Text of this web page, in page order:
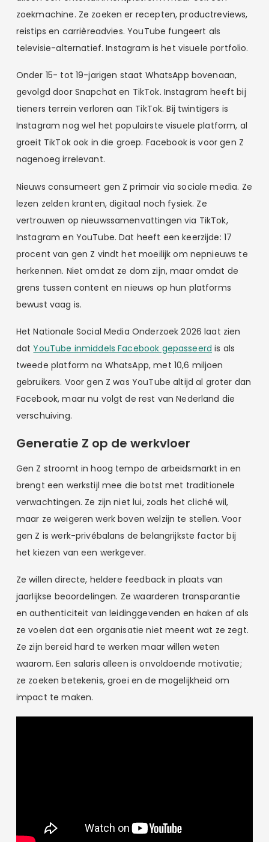
zoekmachine. Ze zoeken er recepten, productreviews,
reistips en carrièreadvies. YouTube fungeert als
televisie-alternatief. Instagram is het visuele portfolio.
Onder 15- tot 19-jarigen staat WhatsApp bovenaan,
gevolgd door Snapchat en TikTok. Instagram heeft bij
tieners terrein verloren aan TikTok. Bij twintigers is
Instagram nog wel het populairste visuele platform, al
groeit TikTok ook in die groep. Facebook is voor gen Z
nagenoeg irrelevant.
Nieuws consumeert gen Z primair via sociale media. Ze
lezen zelden kranten, digitaal noch fysiek. Ze
vertrouwen op nieuwssamenvattingen via TikTok,
Instagram en YouTube. Dat heeft een keerzijde: 17
procent van gen Z vindt het moeilijk om nepnieuws te
herkennen. Niet omdat ze dom zijn, maar omdat de
grens tussen content en nieuws op hun platforms
bewust vaag is.
Het Nationale Social Media Onderzoek 2026 laat zien
datYouTube inmiddels Facebook gepasseerd is als
tweede platform na WhatsApp, met 10,6 miljoen
gebruikers. Voor gen Z was YouTube altijd al groter dan
Facebook, maar nu volgt de rest van Nederland die
verschuiving.
Generatie Z op de werkvloer
Gen Z stroomt in hoog tempo de arbeidsmarkt in en
brengt een werkstijl mee die botst met traditionele
verwachtingen. Ze zijn niet lui, zoals het cliché wil,
maar ze weigeren werk boven welzijn te stellen. Voor
gen Z is werk-privébalans de belangrijkste factor bij
het kiezen van een werkgever.
Ze willen directe, heldere feedback in plaats van
jaarlijkse beoordelingen. Ze waarderen transparantie
en authenticiteit van leidinggevenden en haken af als
ze voelen dat een organisatie niet meent wat ze zegt.
Ze zijn bereid hard te werken maar willen weten
waarom. Een salaris alleen is onvoldoende motivatie;
ze zoeken betekenis, groei en de mogelijkheid om
impact te maken.